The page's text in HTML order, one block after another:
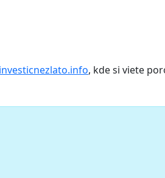
investicnezlato.info, kde si viete